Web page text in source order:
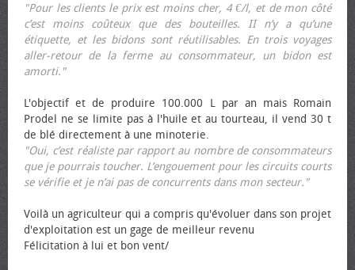
"Pour les clients le prix est moins cher, 4 €/l, et de mon côté
c’est moins coûteux que des bouteilles. II n’y a qu’une
étiquette, et les bidons sont réutilisables. En trois voyages
aller-retour de la ferme au consommateur, un bidon est
amorti."
L'objectif et de produire 100.000 L par an mais Romain
Prodel ne se limite pas à l'huile et au tourteau, il vend 30 t
de blé directement à une minoterie.
"Oui, c’est réaliste par rapport au nombre de consommateurs
que je pourrais toucher. L’engouement pour les circuits courts
se vérifie et je n’ai pas de concurrents dans mon secteur."
Voilà un agriculteur qui a compris qu'évoluer dans son projet
d'exploitation est un gage de meilleur revenu
Félicitation à lui et bon vent/